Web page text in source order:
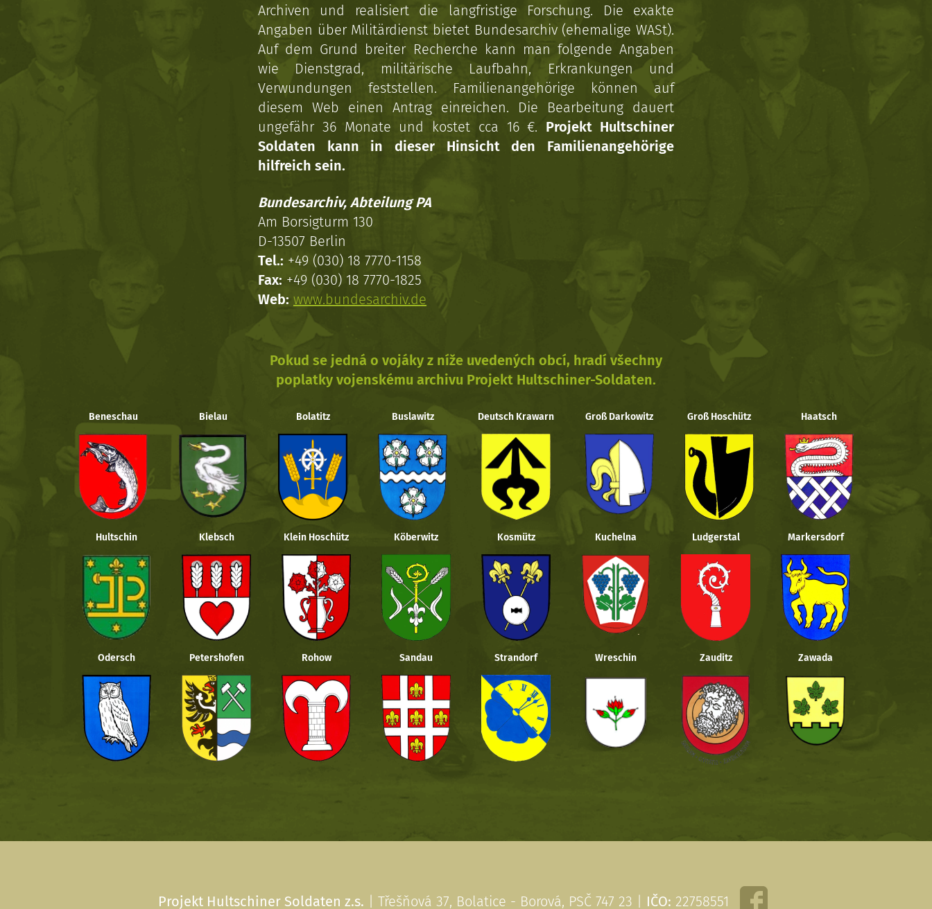
Archiven und realisiert die langfristige Forschung. Die exakte
Angaben über Militärdienst bietet Bundesarchiv (ehemalige WASt).
Auf dem Grund breiter Recherche kann man folgende Angaben
wie Dienstgrad, militärische Laufbahn, Erkrankungen und
Verwundungen feststellen. Familienangehörige können auf
diesem Web einen Antrag einreichen. Die Bearbeitung dauert
ungefähr 36 Monate und kostet cca 16 €. Projekt Hultschiner
Soldaten kann in dieser Hinsicht den Familienangehörige
hilfreich sein.
Bundesarchiv, Abteilung PA
Am Borsigturm 130
D-13507 Berlin
Tel.: +49 (030) 18 7770-1158
Fax: +49 (030) 18 7770-1825
Web: www.bundesarchiv.de
Pokud se jedná o vojáky z níže uvedených obcí, hradí všechny
poplatky vojenskému archivu Projekt Hultschiner-Soldaten.
Beneschau Bielau Bolatitz Buslawitz Deutsch Krawarn Groß Darkowitz Groß Hoschütz Haatsch
Hultschin Klebsch Klein Hoschütz Köberwitz Kosmütz Kuchelna Ludgerstal Markersdorf
Odersch Petershofen Rohow Sandau Strandorf Wreschin Zauditz Zawada
Projekt Hultschiner Soldaten z.s. | Třešňová 37, Bolatice - Borová, PSČ 747 23 | IČO: 22758551